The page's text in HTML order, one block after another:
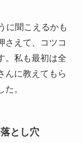
に聞こえるかも
さえて、コツコ
。私も最初は全
んに教えてもら
。
とし穴